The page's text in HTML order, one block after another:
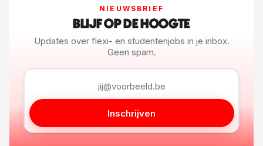
NIEUWSBRIEF
BLIJF OP DE HOOGTE
Updates over flexi- en studentenjobs in je inbox.
Geen spam.
Inschrijven